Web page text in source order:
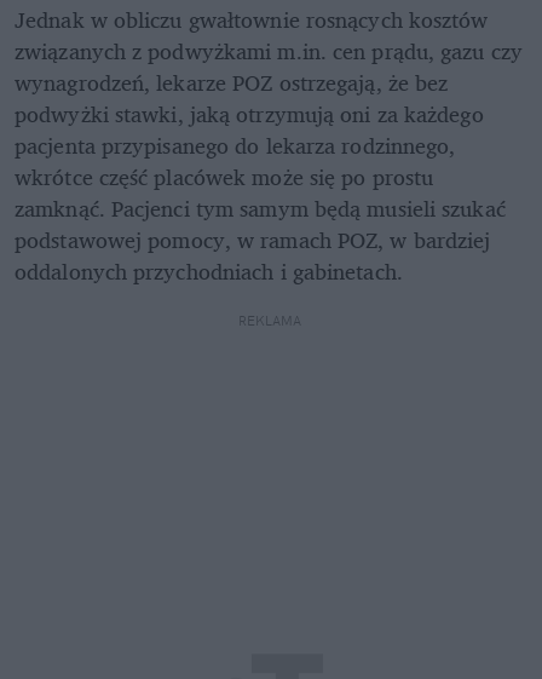
Jednak w obliczu gwałtownie rosnących kosztów
związanych z podwyżkami m.in. cen prądu, gazu czy
wynagrodzeń, lekarze POZ ostrzegają, że bez
podwyżki stawki, jaką otrzymują oni za każdego
pacjenta przypisanego do lekarza rodzinnego,
wkrótce część placówek może się po prostu
zamknąć. Pacjenci tym samym będą musieli szukać
podstawowej pomocy, w ramach POZ, w bardziej
oddalonych przychodniach i gabinetach.
REKLAMA